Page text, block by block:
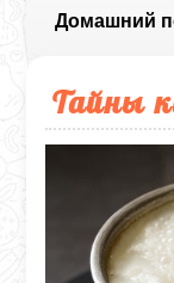
Домашний
Тайны